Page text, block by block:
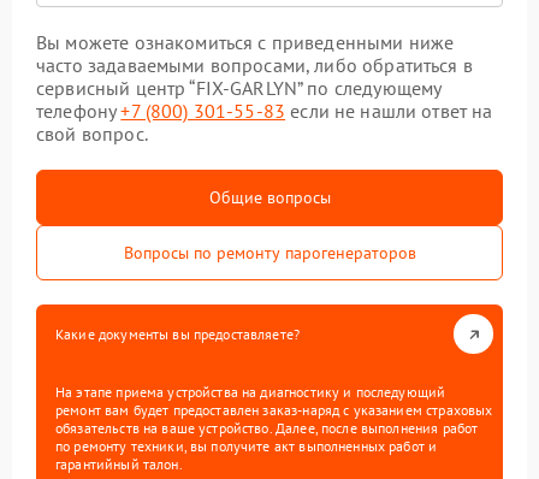
Вы можете ознакомиться с приведенными ниже
часто задаваемыми вопросами, либо обратиться в
сервисный центр “FIX-GARLYN” по следующему
телефону+7 (800) 301-55-83 если не нашли ответ на
свой вопрос.
Общие вопросы
Вопросы по ремонту парогенераторов
Какие документы вы предоставляете?
На этапе приема устройства на диагностику и последующий
ремонт вам будет предоставлен заказ-наряд с указанием страховых
обязательств на ваше устройство. Далее, после выполнения работ
по ремонту техники, вы получите акт выполненных работ и
гарантийный талон.